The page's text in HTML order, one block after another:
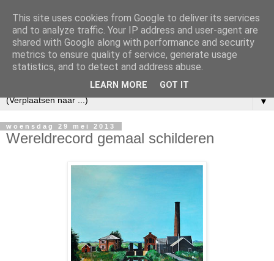
▼
woensdag 29 mei 2013
Wereldrecord gemaal schilderen
This site uses cookies from Google to deliver its services
and to analyze traffic. Your IP address and user-agent are
shared with Google along with performance and security
metrics to ensure quality of service, generate usage
statistics, and to detect and address abuse.
LEARN MORE GOT IT